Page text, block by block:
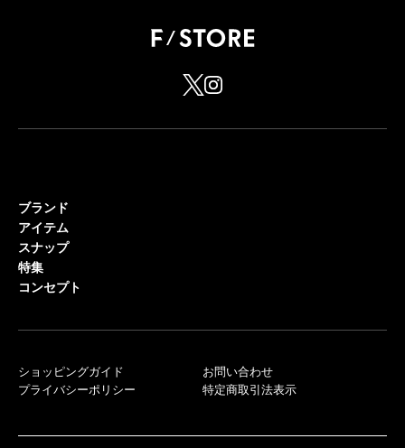
ブランド
アイテム
スナップ
特集
コンセプト
ショッピングガイド
プライバシーポリシー
お問い合わせ
特定商取引法表示